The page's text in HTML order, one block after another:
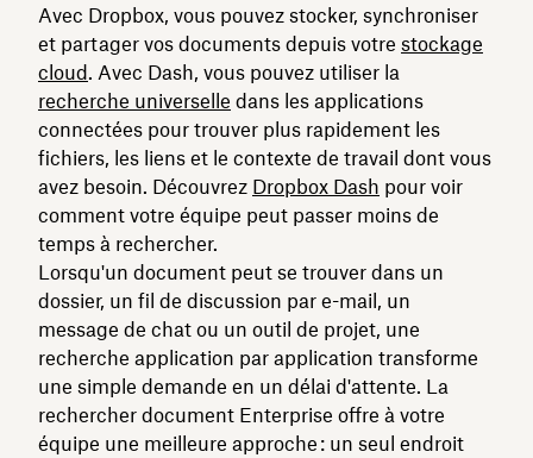
Avec Dropbox, vous pouvez stocker, synchroniser
et partager vos documents depuis votre stockage
cloud. Avec Dash, vous pouvez utiliser la
recherche universelle dans les applications
connectées pour trouver plus rapidement les
fichiers, les liens et le contexte de travail dont vous
avez besoin. Découvrez Dropbox Dash pour voir
comment votre équipe peut passer moins de
temps à rechercher.
Lorsqu'un document peut se trouver dans un
dossier, un fil de discussion par e-mail, un
message de chat ou un outil de projet, une
recherche application par application transforme
une simple demande en un délai d'attente. La
rechercher document Enterprise offre à votre
équipe une meilleure approche : un seul endroit